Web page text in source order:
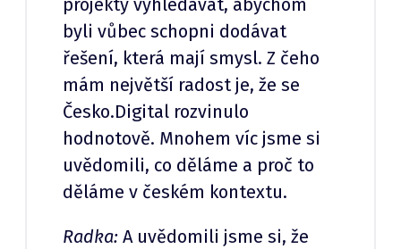
byli vůbec schopni dodávat
řešení, která mají smysl. Z čeho
mám největší radost je, že se
Česko.Digital rozvinulo
hodnotově. Mnohem víc jsme si
uvědomili, co děláme a proč to
děláme v českém kontextu.
Radka: A uvědomili jsme si, že